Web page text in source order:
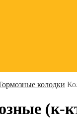
колодки
(к-